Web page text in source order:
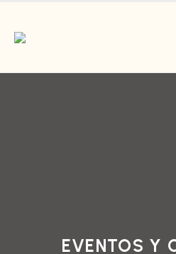
EVENTOS Y